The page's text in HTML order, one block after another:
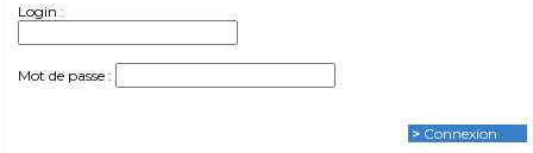
Login :
Mot de passe :
> Connexion